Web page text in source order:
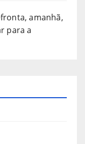
amanhã,
para a